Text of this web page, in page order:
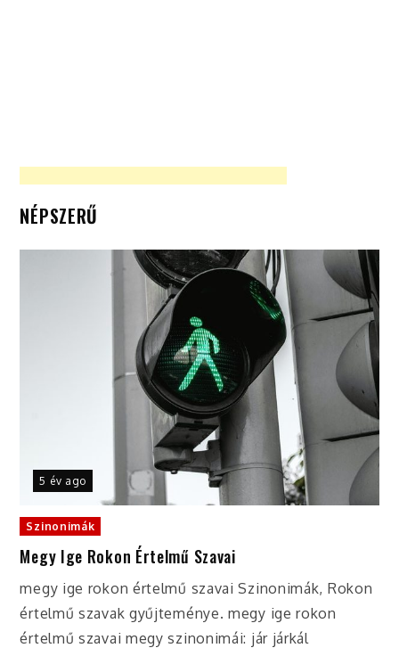
NÉPSZERŰ
5 év ago
Szinonimák
Megy Ige Rokon Értelmű Szavai
megy ige rokon értelmű szavai Szinonimák, Rokon
értelmű szavak gyűjteménye. megy ige rokon
értelmű szavai megy szinonimái: jár járkál